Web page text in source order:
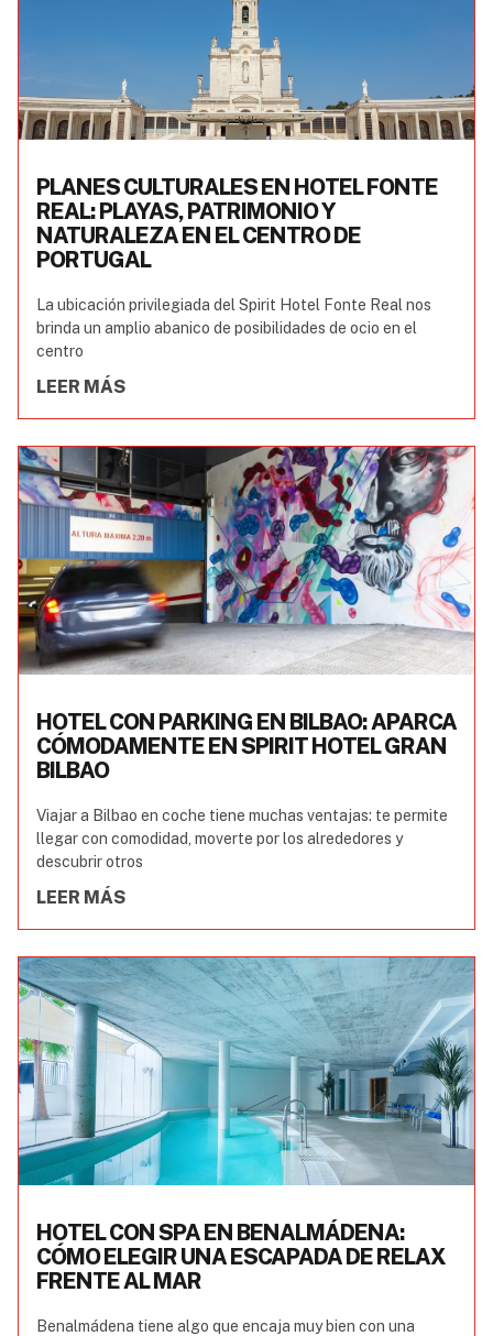
PLANES CULTURALES EN HOTEL FONTE
REAL: PLAYAS, PATRIMONIO Y
NATURALEZA EN EL CENTRO DE
PORTUGAL
La ubicación privilegiada del Spirit Hotel Fonte Real nos
brinda un amplio abanico de posibilidades de ocio en el
centro
LEER MÁS
HOTEL CON PARKING EN BILBAO: APARCA
CÓMODAMENTE EN SPIRIT HOTEL GRAN
BILBAO
Viajar a Bilbao en coche tiene muchas ventajas: te permite
llegar con comodidad, moverte por los alrededores y
descubrir otros
LEER MÁS
HOTEL CON SPA EN BENALMÁDENA:
CÓMO ELEGIR UNA ESCAPADA DE RELAX
FRENTE AL MAR
Benalmádena tiene algo que encaja muy bien con una